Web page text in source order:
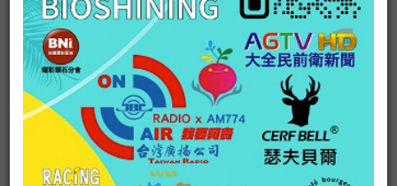
日本最大自助旅遊媒體Traicy推出台灣
版！
如何最划算的住酒店？
交通部觀光局推動台日觀光 李毓芬及佐藤麻衣任美麗大